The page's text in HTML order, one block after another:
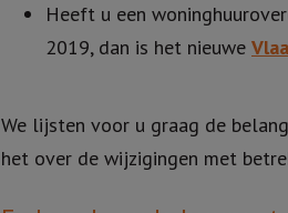
Heeft u een
2019, dan is het nieuwe
We lijsten voor u graag de
het over de wijzigingen met